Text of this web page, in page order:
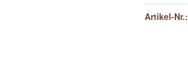
Artikel-Nr.: